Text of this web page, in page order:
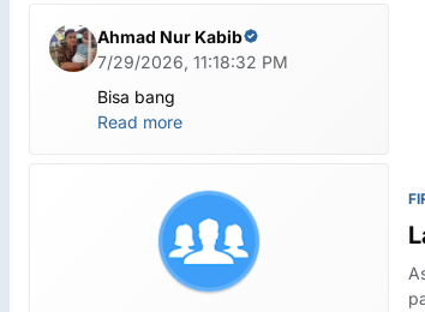
Ahmad Nur Kabib
7/29/2026, 11:18:32 PM
Bisa bang
Read more